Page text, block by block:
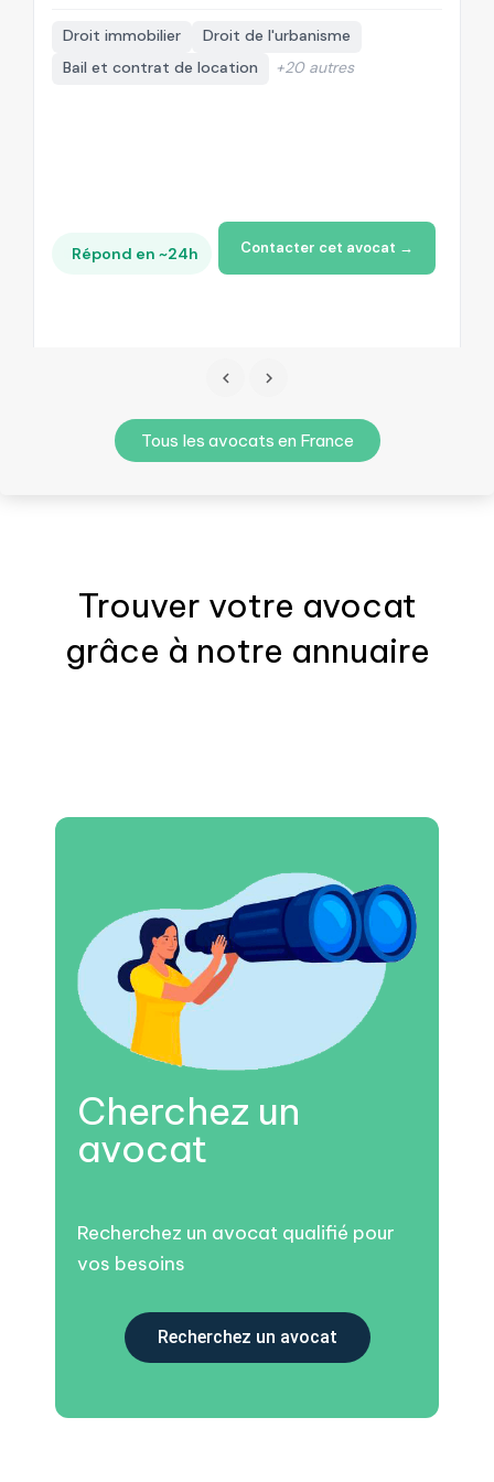
Droit immobilier
Droit de l'urbanisme
Bail et contrat de location
+20 autres
Répond en ~24h Contacter cet avocat →
Tous les avocats en France
Trouver votre avocat
grâce à notre annuaire
Cherchez un
avocat
Recherchez un avocat qualifié pour
vos besoins
Recherchez un avocat